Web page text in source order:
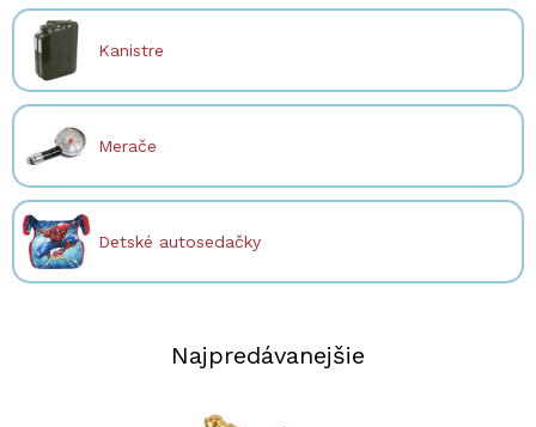
Kanistre
Merače
Detské autosedačky
Najpredávanejšie